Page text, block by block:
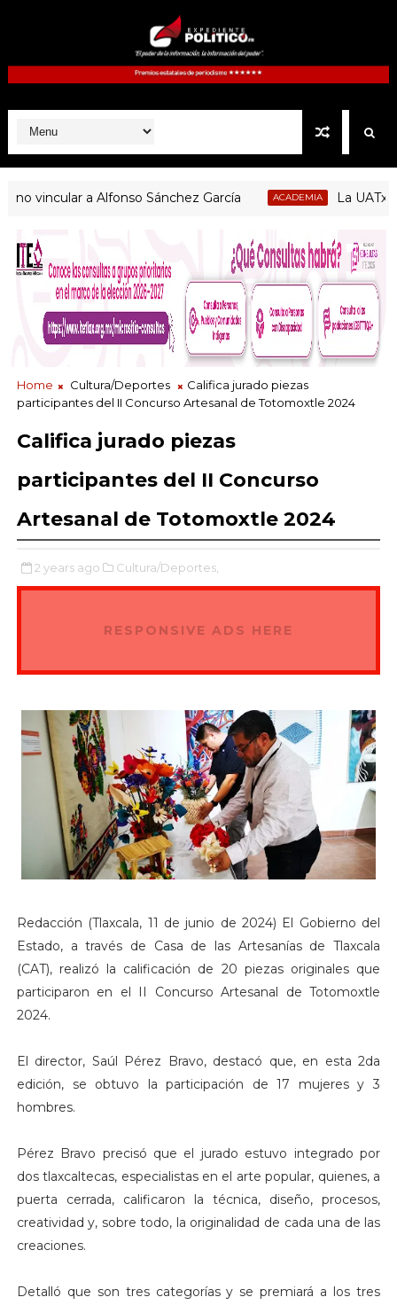
vincular a Alfonso Sánchez García ACADEMIA La UATx
Home Cultura/Deportes
Califica jurado piezas
participantes del II Concurso Artesanal de Totomoxtle 2024
Califica jurado piezas
participantes del II Concurso
Artesanal de Totomoxtle 2024
2 years ago Cultura/Deportes,
RESPONSIVE ADS HERE
Redacción (Tlaxcala, 11 de junio de 2024) El Gobierno del
Estado, a través de Casa de las Artesanías de Tlaxcala
(CAT), realizó la calificación de 20 piezas originales que
participaron en el II Concurso Artesanal de Totomoxtle
2024.
El director, Saúl Pérez Bravo, destacó que, en esta 2da
edición, se obtuvo la participación de 17 mujeres y 3
hombres.
Pérez Bravo precisó que el jurado estuvo integrado por
dos tlaxcaltecas, especialistas en el arte popular, quienes, a
puerta cerrada, calificaron la técnica, diseño, procesos,
creatividad y, sobre todo, la originalidad de cada una de las
creaciones.
Detalló que son tres categorías y se premiará a los tres